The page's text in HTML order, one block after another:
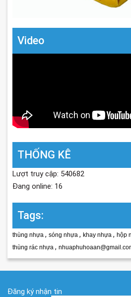
Video
THỐNG KÊ
Lượt truy cập: 540682
Đang online: 16
Tags:
thùng nhựa , sóng nhựa , khay nhựa , hộp
thùng rác nhựa ,
Đăng ký nhận tin